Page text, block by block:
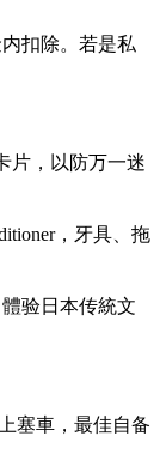
扣除。若是私
片，以防万一迷
，牙具、拖
验日本传統文
塞車，最佳自备